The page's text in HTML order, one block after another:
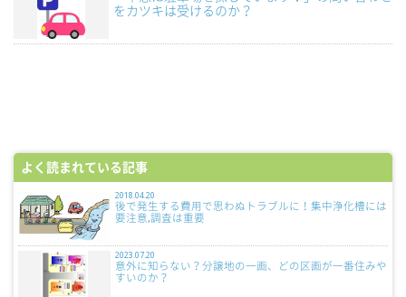
をカツキは受けるのか？
よく読まれている記事
2018.04.20
後で発生する費用で思わぬトラブルに！集中浄化槽には
要注意,調査は重要
2023.07.20
意外に知らない？分譲地の一画、どの区画が一番住みや
すいのか？